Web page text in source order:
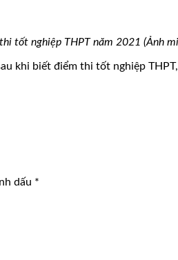
tốt nghiệp THPT năm 2021 (Ảnh
khi biết điểm thi tốt nghiệp
dấu *